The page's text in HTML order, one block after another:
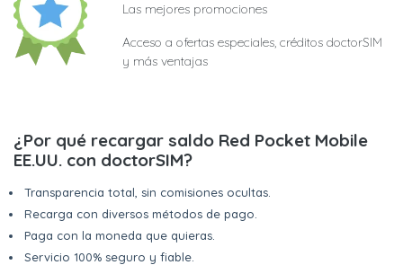
Las mejores promociones
Acceso a ofertas especiales, créditos doctorSIM
y más ventajas
¿Por qué recargar saldo Red Pocket Mobile
EE.UU. con doctorSIM?
Transparencia total, sin comisiones ocultas.
Recarga con diversos métodos de pago.
Paga con la moneda que quieras.
Servicio 100% seguro y fiable.